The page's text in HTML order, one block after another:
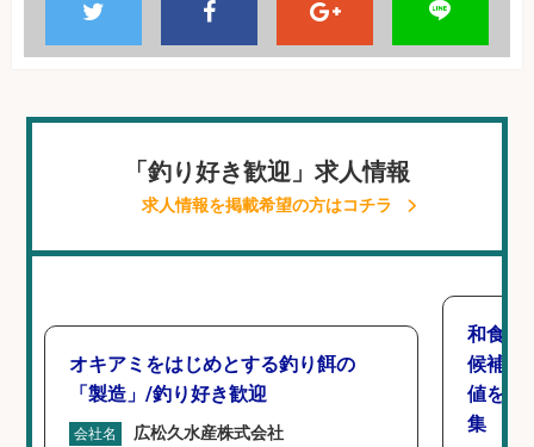
「釣り好き歓迎」求人情報
求人情報を掲載希望の方はコチラ
オキアミをはじめとする釣り餌の
「製造」/釣り好き歓迎
会社名 広松久水産株式会社
和食,
候補/
値を上
集